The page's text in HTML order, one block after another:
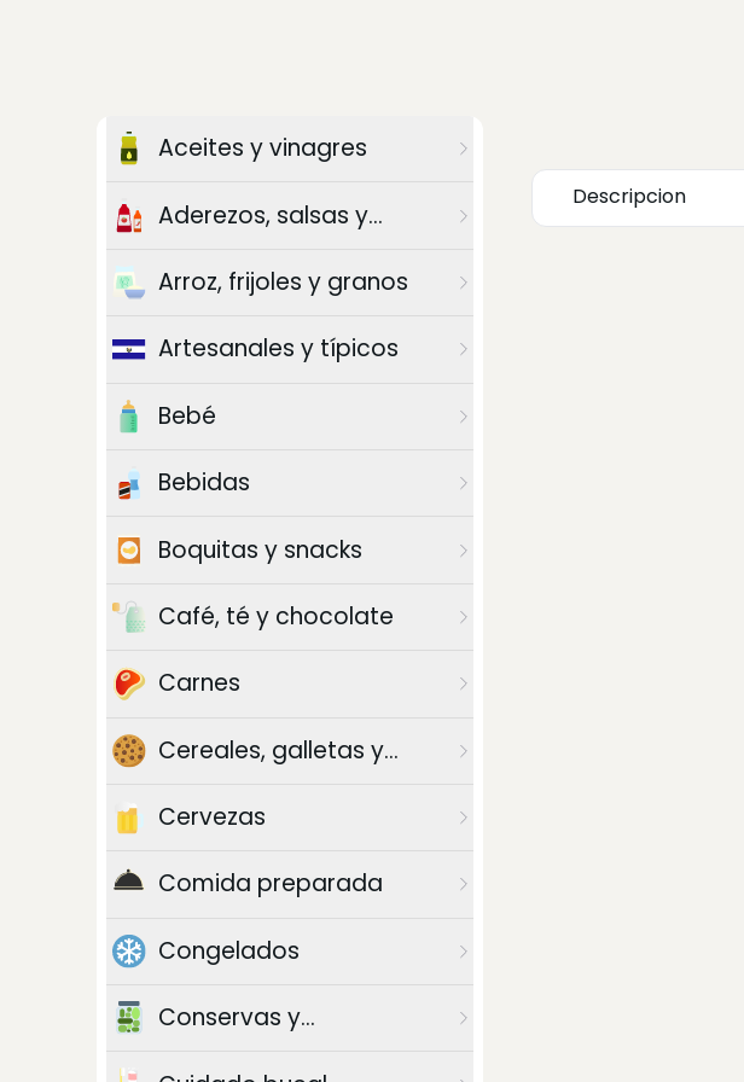
Aceites y vinagres
Aderezos, salsas y
Arroz, frijoles y granos
Artesanales y típicos
Bebé
Bebidas
Boquitas y snacks
Café, té y chocolate
Carnes
Cereales, galletas y
Cervezas
Comida preparada
Congelados
Conservas y
Descripcion